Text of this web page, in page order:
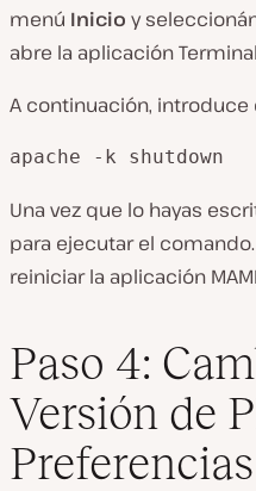
menú Inicio y
abre la aplicación
A continuación,
apache -k shutdown
Una vez que lo hayas
para ejecutar el
reiniciar la aplicación
Paso 4:
Versión de